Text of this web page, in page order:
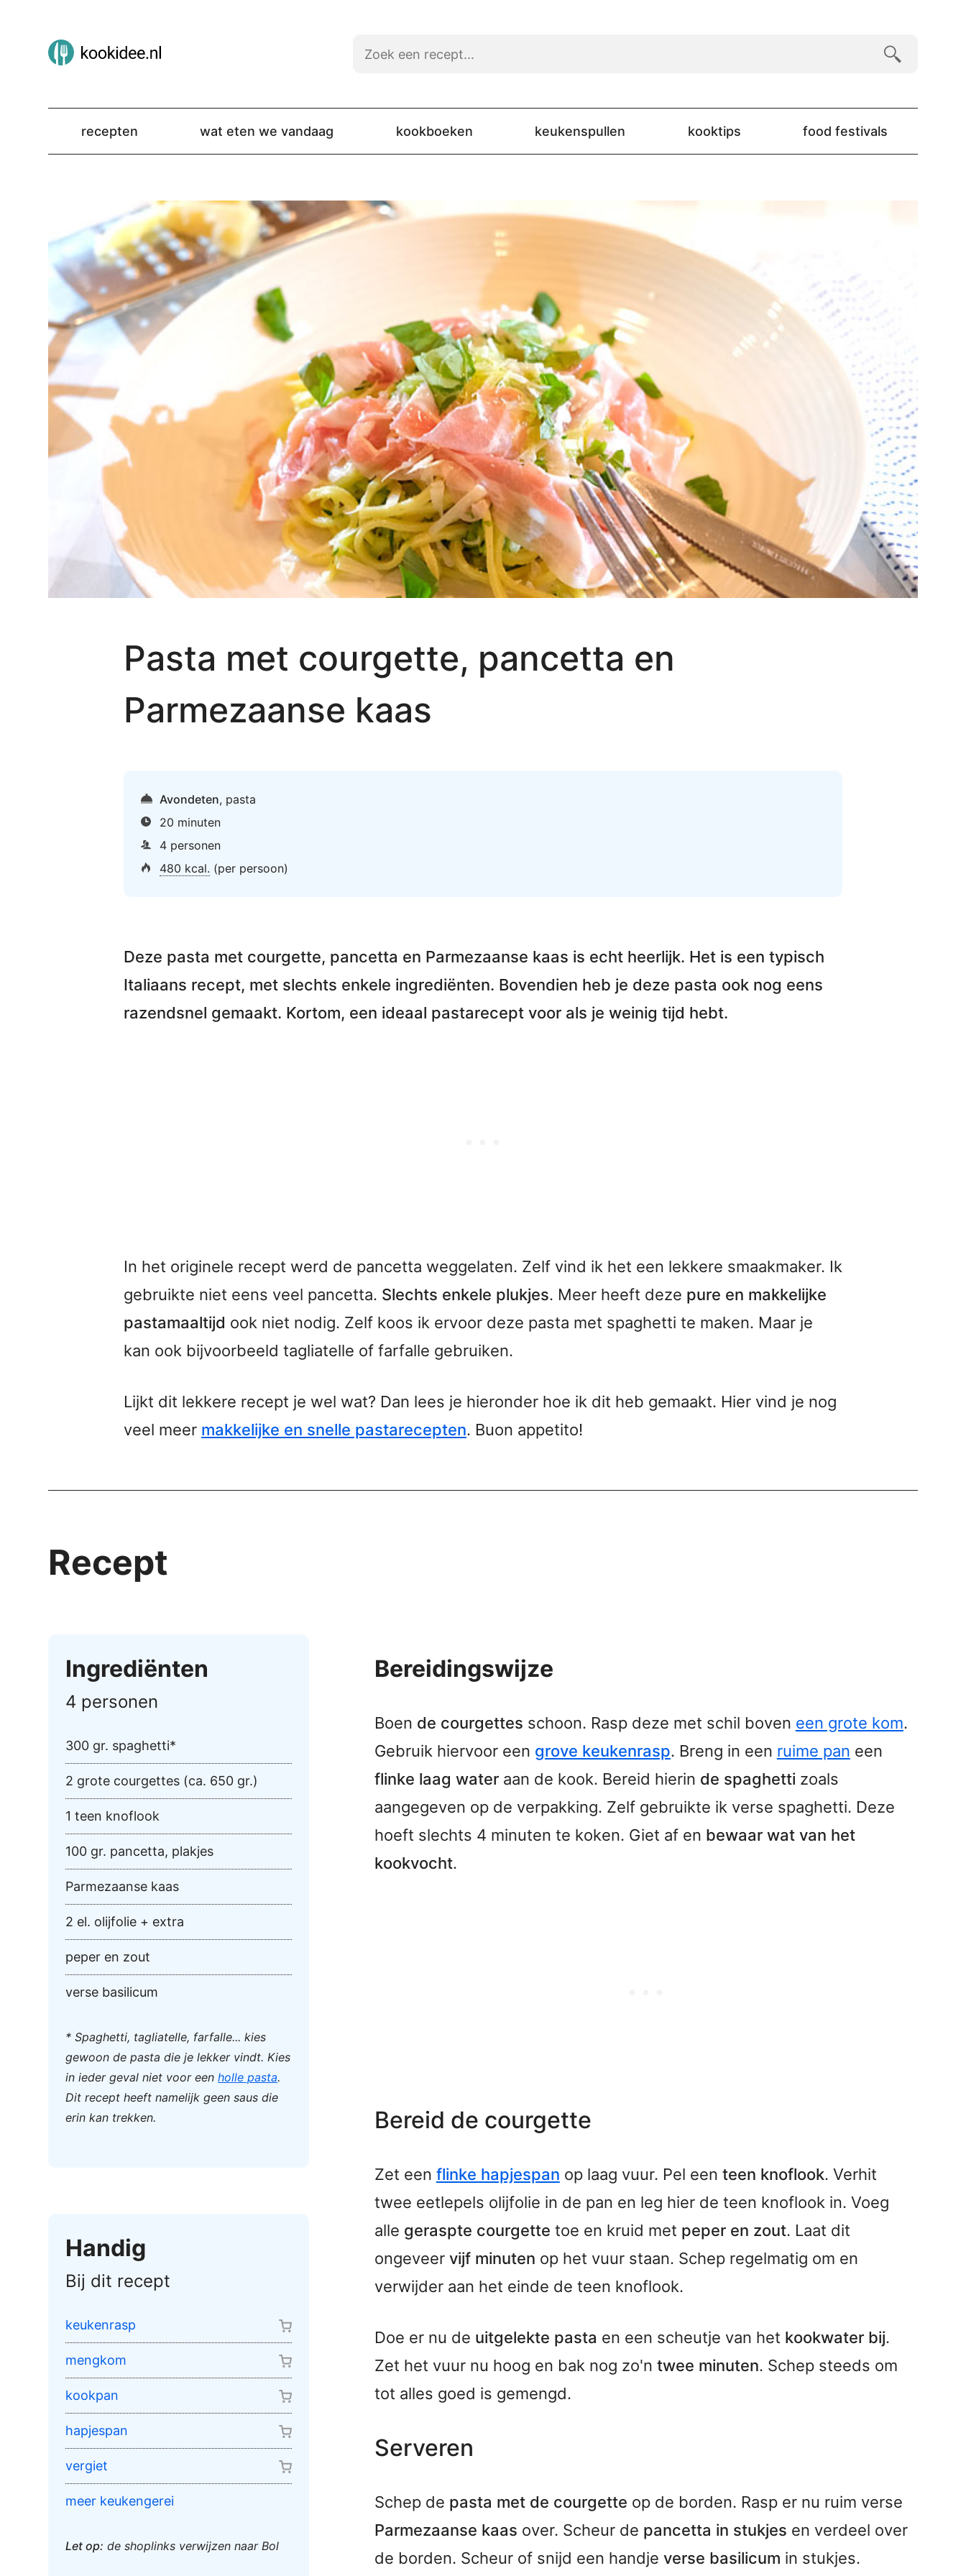
recepten wat eten we vandaag kookboeken keukenspullen kooktips food festivals
Pasta met courgette, pancetta en
Parmezaanse kaas
Avondeten, pasta
20 minuten
4 personen
480 kcal. (per persoon)
Deze pasta met courgette, pancetta en Parmezaanse kaas is echt heerlijk. Het is een typisch
Italiaans recept, met slechts enkele ingrediënten. Bovendien heb je deze pasta ook nog eens
razendsnel gemaakt. Kortom, een ideaal pastarecept voor als je weinig tijd hebt.
In het originele recept werd de pancetta weggelaten. Zelf vind ik het een lekkere smaakmaker. Ik
gebruikte niet eens veel pancetta. Slechts enkele plukjes. Meer heeft deze pure en makkelijke
pastamaaltijd ook niet nodig. Zelf koos ik ervoor deze pasta met spaghetti te maken. Maar je
kan ook bijvoorbeeld tagliatelle of farfalle gebruiken.
Lijkt dit lekkere recept je wel wat? Dan lees je hieronder hoe ik dit heb gemaakt. Hier vind je nog
veel meer makkelijke en snelle pastarecepten. Buon appetito!
Recept
Ingrediënten
4 personen
300 gr. spaghetti*
2 grote courgettes (ca. 650 gr.)
1 teen knoflook
100 gr. pancetta, plakjes
Parmezaanse kaas
2 el. olijfolie + extra
peper en zout
verse basilicum
* Spaghetti, tagliatelle, farfalle... kies
gewoon de pasta die je lekker vindt. Kies
in ieder geval niet voor eenholle pasta.
Dit recept heeft namelijk geen saus die
erin kan trekken.
Handig
Bij dit recept
keukenrasp
mengkom
kookpan
hapjespan
vergiet
meer keukengerei
Let op: de shoplinks verwijzen naar Bol
Bereidingswijze
Boen de courgettes schoon. Rasp deze met schil boven een grote kom.
Gebruik hiervoor een grove keukenrasp. Breng in een ruime pan een
flinke laag wateraan de kook. Bereid hierin de spaghetti zoals
aangegeven op de verpakking. Zelf gebruikte ik verse spaghetti. Deze
hoeft slechts 4 minuten te koken. Giet af en bewaar wat van het
kookvocht.
Bereid de courgette
Zet een flinke hapjespan op laag vuur. Pel een teen knoflook. Verhit
twee eetlepels olijfolie in de pan en leg hier de teen knoflook in. Voeg
alle geraspte courgette toe en kruid met peper en zout. Laat dit
ongeveer vijf minuten op het vuur staan. Schep regelmatig om en
verwijder aan het einde de teen knoflook.
Doe er nu de uitgelekte pasta en een scheutje van het kookwater bij.
Zet het vuur nu hoog en bak nog zo'n twee minuten. Schep steeds om
tot alles goed is gemengd.
Serveren
Schep de pasta met de courgette op de borden. Rasp er nu ruim verse
Parmezaanse kaas over. Scheur de pancetta in stukjes en verdeel over
de borden. Scheur of snijd een handje verse basilicum in stukjes.